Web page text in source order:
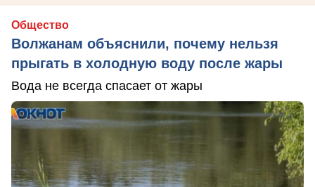
Общество
Волжанам объяснили, почему нельзя
прыгать в холодную воду после жары
Вода не всегда спасает от жары